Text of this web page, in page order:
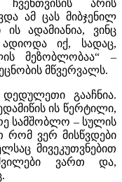
ჩვენთვისის არის
ამ ცას მიბჯენილ
ადამიანია, ვინც
ადიოდა იქ, სადაც,
მეზობლობაა“ –
მწვერვალს.
გააჩნია.
ის წერტილი,
სამშობლო – სულის
ვერ მისწვდები
მივეკუთვნებით
ვართ და,